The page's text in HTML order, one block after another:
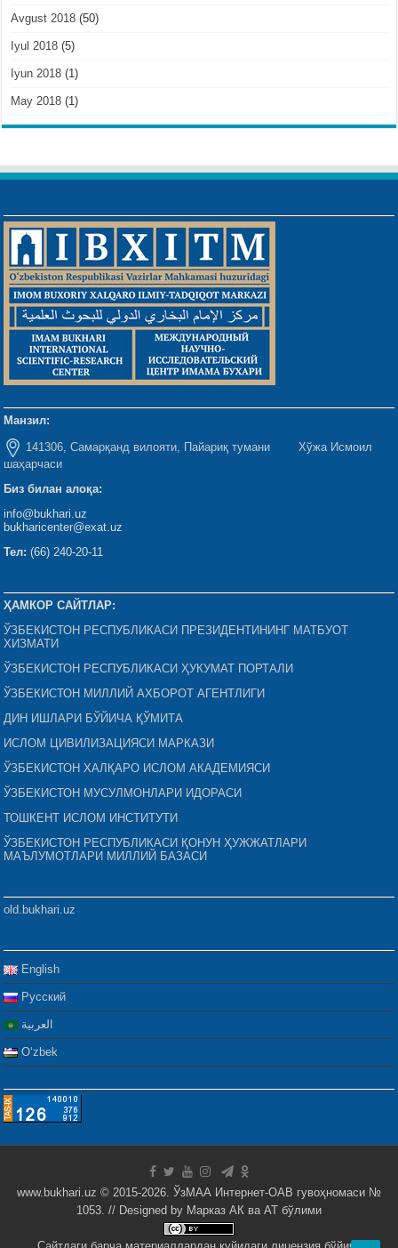
Avgust 2018 (50)
Iyul 2018 (5)
Iyun 2018 (1)
May 2018 (1)
Манзил:
141306, Самарқанд вилояти, Пайариқ тумани Хўжа Исмоил
шаҳарчаси
Биз билан алоқа:
info@bukhari.uz
bukharicenter@exat.uz
Тел: (66) 240-20-11
ҲАМКОР САЙТЛАР:
ЎЗБЕКИСТОН РЕСПУБЛИКАСИ ПРЕЗИДЕНТИНИНГ МАТБУОТ
ХИЗМАТИ
ЎЗБЕКИСТОН РЕСПУБЛИКАСИ ҲУКУМАТ ПОРТАЛИ
ЎЗБЕКИСТОН МИЛЛИЙ АХБОРОТ АГЕНТЛИГИ
ДИН ИШЛАРИ БЎЙИЧА ҚЎМИТА
ИСЛОМ ЦИВИЛИЗАЦИЯСИ МАРКАЗИ
ЎЗБЕКИСТОН ХАЛҚАРО ИСЛОМ АКАДЕМИЯСИ
ЎЗБЕКИСТОН МУСУЛМОНЛАРИ ИДОРАСИ
ТОШКЕНТ ИСЛОМ ИНСТИТУТИ
ЎЗБЕКИСТОН РЕСПУБЛИКАСИ ҚОНУН ҲУЖЖАТЛАРИ
МАЪЛУМОТЛАРИ МИЛЛИЙ БАЗАСИ
old.bukhari.uz
English
Русский
العربية
Oʻzbek
www.bukhari.uz © 2015-2026. ЎзМАА Интернет-ОАВ гувоҳномаси №
1053. // Designed by Марказ АК ва АТ бўлими